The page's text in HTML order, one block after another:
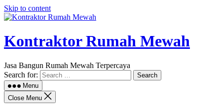
Skip to content
Kontraktor Rumah Mewah
Jasa Bangun Rumah Mewah Terpercaya
Search for:
Menu
Close Menu